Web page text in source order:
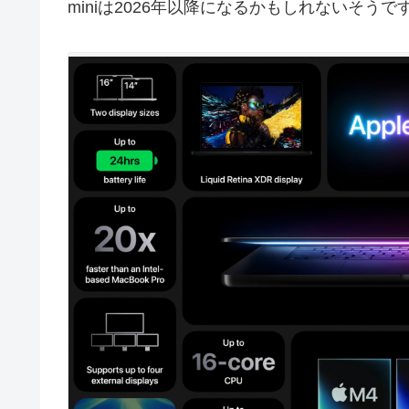
miniは2026年以降になるかもしれないそうで